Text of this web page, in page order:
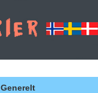
Generelt